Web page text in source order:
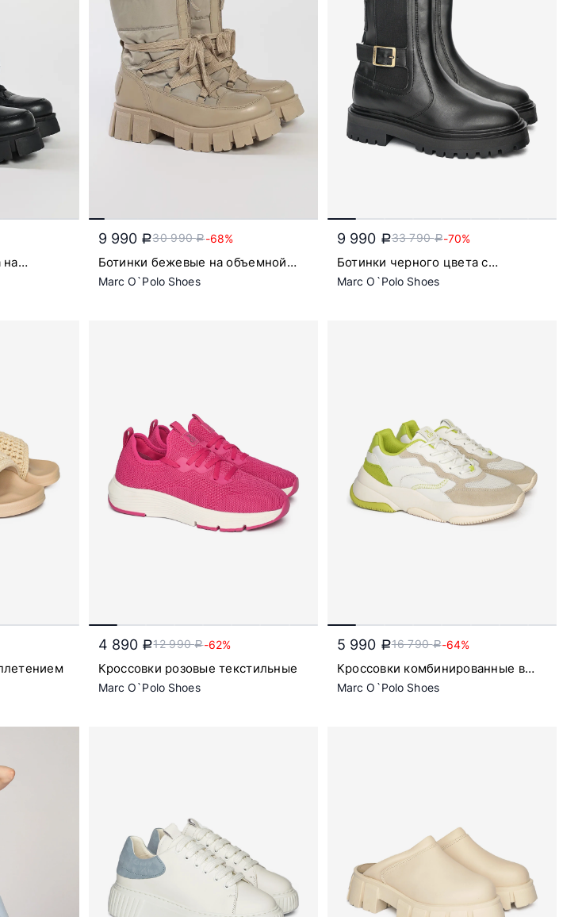
на
9 990 a30 990a-68%
Ботинки бежевые на объемной
подошве
Marc O`Polo Shoes
9 990 a33 790a-70%
Ботинки черного цвета с
рельефным протектором
Marc O`Polo Shoes
4 890 a12 990a-62%
Кроссовки розовые текстильные
Marc O`Polo Shoes
5 990 a16 790a-64%
Кроссовки комбинированные в
стиле колор-блок на рельефной
подошве
Marc O`Polo Shoes